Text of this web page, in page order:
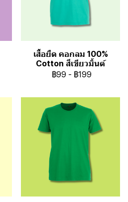
เสื้อยืด คอกลม 100%
Cotton สีเขียวมิ้นต์
฿99 - ฿199